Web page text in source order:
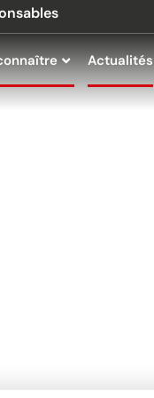
Actualités